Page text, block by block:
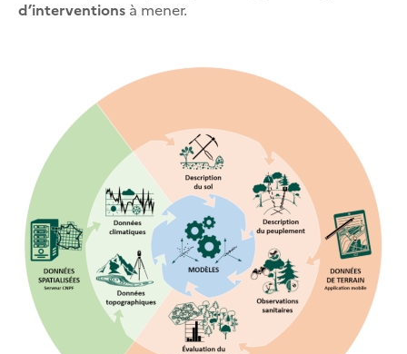
d’interventions à mener.